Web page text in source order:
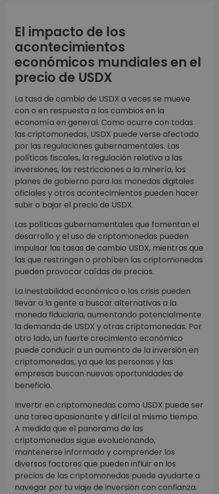
El impacto de los
acontecimientos
económicos mundiales en el
precio de USDX
La tasa de cambio de USDX a veces se mueve
con o en respuesta a los cambios en la
economía en general. Como ocurre con todas
las criptomonedas, USDX puede verse afectada
por las regulaciones gubernamentales. Las
políticas fiscales, la regulación relativa a las
inversiones, las restricciones a la minería, los
planes de gobierno para las monedas digitales
oficiales y otros acontecimientos pueden hacer
subir o bajar el precio de USDX.
Las políticas gubernamentales que fomentan el
desarrollo y el uso de criptomonedas pueden
impulsar las tasas de cambio USDX, mientras que
las que restringen o prohíben las criptomonedas
pueden provocar caídas de precios.
La inestabilidad económica o las crisis pueden
llevar a la gente a buscar alternativas a la
moneda fiduciaria, aumentando potencialmente
la demanda de USDX y otras criptomonedas. Por
otro lado, un fuerte crecimiento económico
puede conducir a un aumento de la inversión en
criptomonedas, ya que las personas y las
empresas buscan nuevas oportunidades de
beneficio.
Invertir en criptomonedas como USDX puede ser
una tarea apasionante y difícil al mismo tiempo.
A medida que el panorama de las
criptomonedas sigue evolucionando,
mantenerse informado y comprender los
diversos factores que pueden influir en los
precios de las criptomonedas puede ayudarte a
navegar por tu viaje de inversión con confianza.